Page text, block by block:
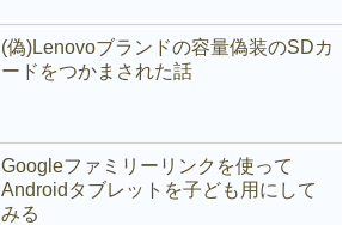
(偽)Lenovoブランドの容量偽装のSDカ
ードをつかまされた話
Googleファミリーリンクを使って
Androidタブレットを子ども用にして
みる